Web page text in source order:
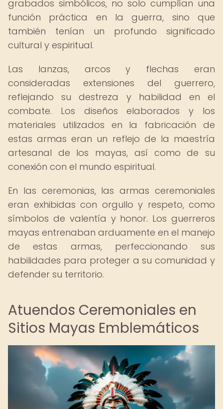
grabados simbólicos, no solo cumplían una
función práctica en la guerra, sino que
también tenían un profundo significado
cultural y espiritual.
Las lanzas, arcos y flechas eran
consideradas extensiones del guerrero,
reflejando su destreza y habilidad en el
combate. Los diseños elaborados y los
materiales utilizados en la fabricación de
estas armas eran un reflejo de la maestría
artesanal de los mayas, así como de su
conexión con el mundo espiritual.
En las ceremonias, las armas ceremoniales
eran exhibidas con orgullo y respeto, como
símbolos de valentía y honor. Los guerreros
mayas entrenaban arduamente en el manejo
de estas armas, perfeccionando sus
habilidades para proteger a su comunidad y
defender su territorio.
Atuendos Ceremoniales en
Sitios Mayas Emblemáticos